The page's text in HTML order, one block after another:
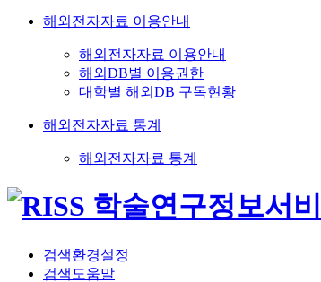
해외전자자료 이용안내
해외전자자료 이용안내
해외DB별 이용권한
대학별 해외DB 구독현황
해외전자자료 통계
해외전자자료 통계
검색환경설정
검색도움말